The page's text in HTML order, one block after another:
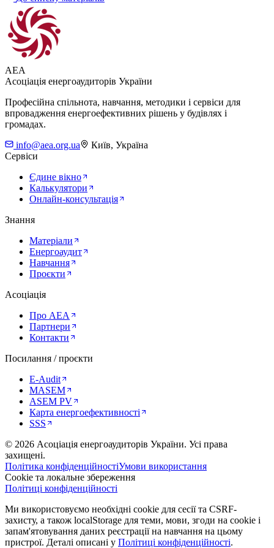
AEA
Асоціація енергоаудиторів України
Професійна спільнота, навчання, методики і сервіси для
впровадження енергоефективних рішень у будівлях і
громадах.
info@aea.org.ua
Київ, Україна
Сервіси
Єдине вікно
Калькулятори
Онлайн-консультація
Знання
Матеріали
Енергоаудит
Навчання
Проєкти
Асоціація
Про AEA
Партнери
Контакти
Посилання / проєкти
E-Audit
MASEM
ASEM PV
Карта енергоефективності
SSS
© 2026 Асоціація енергоаудиторів України. Усі права
захищені.
Політика конфіденційностіУмови використання
Cookie та локальне збереження
Політиці конфіденційності
Ми використовуємо необхідні cookie для сесії та CSRF-
захисту, а також localStorage для теми, мови, згоди на cookie і
запам'ятовування даних реєстрації на навчання на цьому
пристрої. Деталі описані у Політиці конфіденційності.